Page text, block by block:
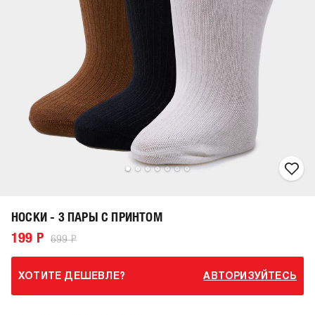
НОСКИ - 3 ПАРЫ С ПРИНТОМ
199 Р 699 Р
ХОТИТЕ ДЕШЕВЛЕ? АВТОРИЗУЙТЕСЬ